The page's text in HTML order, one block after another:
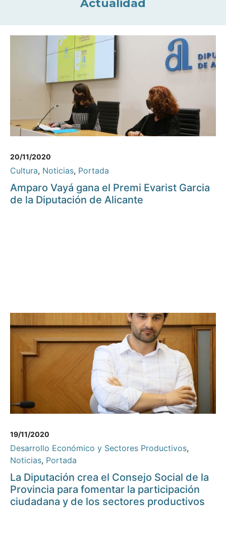
Actualidad
20/11/2020
Cultura, Noticias, Portada
Amparo Vayá gana el Premi Evarist Garcia
de la Diputación de Alicante
19/11/2020
Desarrollo Económico y Sectores Productivos,
Noticias, Portada
La Diputación crea el Consejo Social de la
Provincia para fomentar la participación
ciudadana y de los sectores productivos